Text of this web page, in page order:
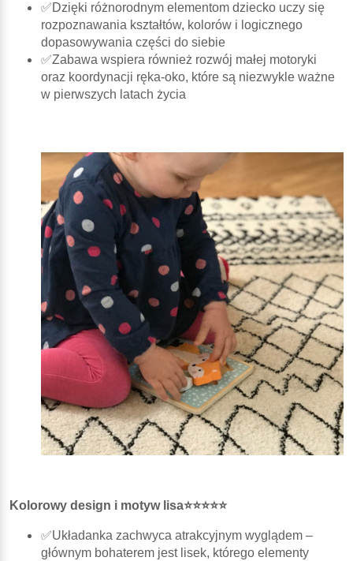
✅Dzięki różnorodnym elementom dziecko uczy się
rozpoznawania kształtów, kolorów i logicznego
dopasowywania części do siebie
✅Zabawa wspiera również rozwój małej motoryki
oraz koordynacji ręka-oko, które są niezwykle ważne
w pierwszych latach życia
Kolorowy design i motyw lisa⭐⭐⭐⭐⭐
✅Układanka zachwyca atrakcyjnym wyglądem –
głównym bohaterem jest lisek, którego elementy